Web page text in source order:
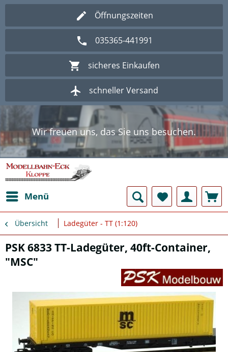
Öffnungszeiten
035365-441991
sicheres Einkaufen
schneller Versand
Wir freuen uns, das Sie uns besuchen.
Herzlich Willkommen im Onlineshop
Modellbahn - Eck Kloppe.
Wir freuen uns, das Sie uns besuchen.
Herzlich Willkommen im Onlineshop
Modellbahn - Eck Kloppe.
Menü
Übersicht Ladegüter - TT (1:120)
PSK 6833 TT-Ladegüter, 40ft-Container,
"MSC"